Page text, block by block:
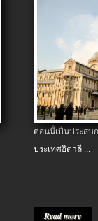
ตอนนี้เป็นประส
ประเทศอิตาลี ...
Read more